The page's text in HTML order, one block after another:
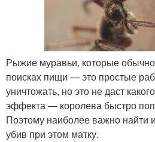
Рыжие муравьи, которые
поисках пищи — это простые
уничтожать, но это не даст
эффекта — королева быстро
Поэтому наиболее важно найти
убив при этом матку.